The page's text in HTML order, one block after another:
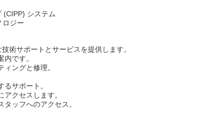
(CIPP) システム
ロジー
術サポートとサービスを提供します。
です。
ングと修理。
サポート。
クセスします。
ッフへのアクセス。